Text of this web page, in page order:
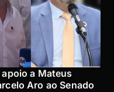
a Mateus
Aro ao Senado